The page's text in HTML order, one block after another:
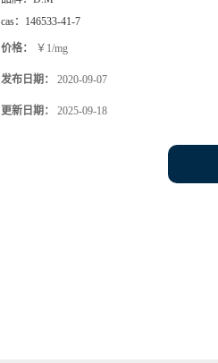
cas： 146533-41-7
价格： ￥1/mg
发布日期： 2020-09-07
更新日期： 2025-09-18